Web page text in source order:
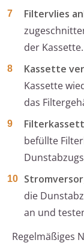
Filtervlies
der Kassette.
Kassette
Kassette
das
befüllte
die
an und
Regelmäßiges